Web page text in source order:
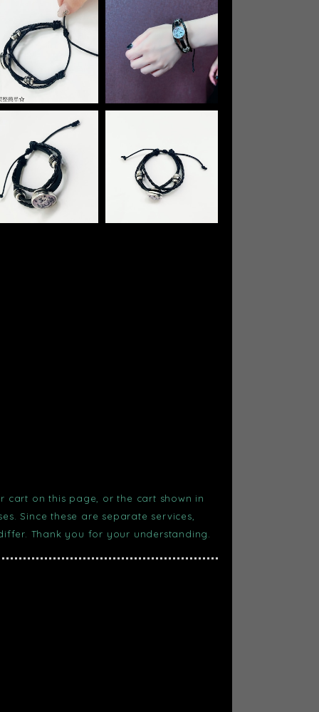
cart on this page, or the cart shown in
Since these are separate services,
Thank you for your understanding.